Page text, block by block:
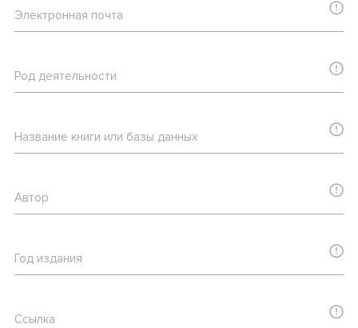
Электронная почта
Род деятельности
Название книги или базы данных
Автор
Год издания
Ссылка